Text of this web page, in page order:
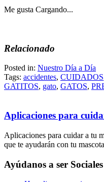
Me gusta Cargando...
Relacionado
Posted in: Nuestro Día a Día
Tags: accidentes, CUIDADOS
GATITOS, gato, GATOS,
Aplicaciones para
Aplicaciones para cuidar a tu
que te ayudarán con tu
Ayúdanos a ser Sociales